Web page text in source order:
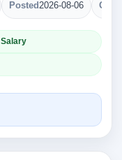
Posted2026-08-06
Salary